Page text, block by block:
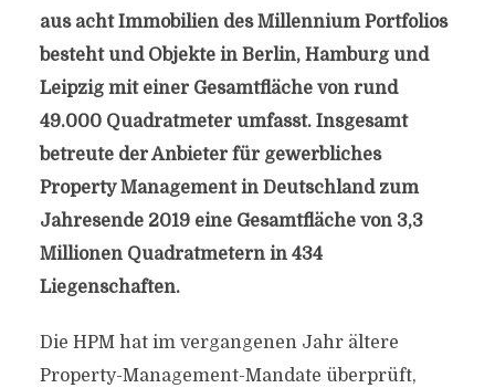
aus acht Immobilien des Millennium Portfolios
besteht und Objekte in Berlin, Hamburg und
Leipzig mit einer Gesamtfläche von rund
49.000 Quadratmeter umfasst. Insgesamt
betreute der Anbieter für gewerbliches
Property Management in Deutschland zum
Jahresende 2019 eine Gesamtfläche von 3,3
Millionen Quadratmetern in 434
Liegenschaften.
Die HPM hat im vergangenen Jahr ältere
Property-Management-Mandate überprüft,